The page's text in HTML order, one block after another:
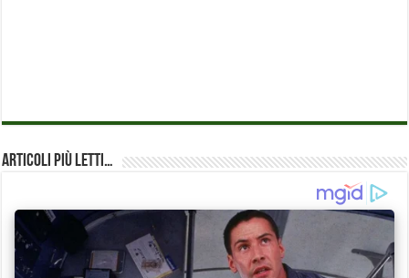
Articoli più Letti…